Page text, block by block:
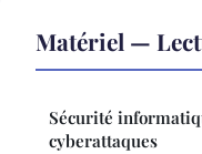
Matériel —
Sécurité
cyberattaques